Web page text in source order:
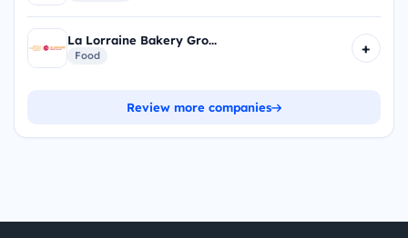
La Lorraine Bakery Gro...
Food +
Review more companies